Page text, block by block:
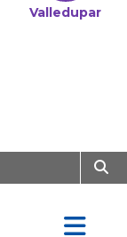
Valledupar